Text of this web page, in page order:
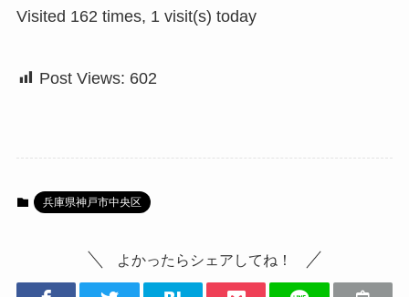
Visited 162 times, 1 visit(s) today
Post Views: 602
兵庫県神戸市中央区
よかったらシェアしてね！